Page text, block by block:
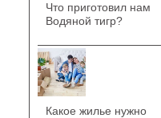
Что приготовил нам
Водяной тигр?
Какое жилье нужно